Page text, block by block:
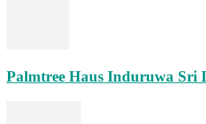
Palmtree Haus Induruwa Sri